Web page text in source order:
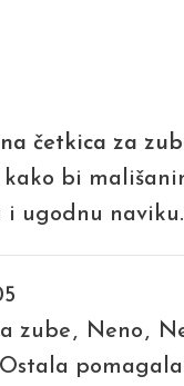
četkica za
kako bi
i ugodnu naviku.
zube, Neno ,
Ostala pomagala